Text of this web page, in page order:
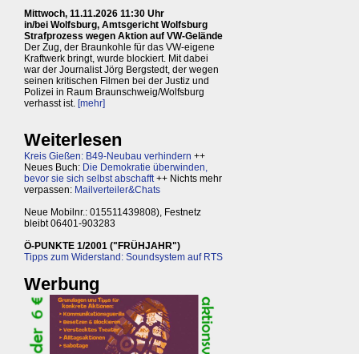
Mittwoch, 11.11.2026 11:30 Uhr
in/bei Wolfsburg, Amtsgericht Wolfsburg
Strafprozess wegen Aktion auf VW-Gelände
Der Zug, der Braunkohle für das VW-eigene
Kraftwerk bringt, wurde blockiert. Mit dabei
war der Journalist Jörg Bergstedt, der wegen
seinen kritischen Filmen bei der Justiz und
Polizei in Raum Braunschweig/Wolfsburg
verhasst ist. [mehr]
Weiterlesen
Kreis Gießen: B49-Neubau verhindern ++
Neues Buch: Die Demokratie überwinden,
bevor sie sich selbst abschafft++ Nichts mehr
verpassen: Mailverteiler&Chats
Neue Mobilnr.: 015511439808), Festnetz
bleibt 06401-903283
Ö-PUNKTE 1/2001 ("FRÜHJAHR")
Tipps zum Widerstand: Soundsystem auf RTS
Werbung